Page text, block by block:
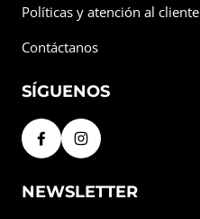
Políticas y atención al cliente
Contáctanos
SÍGUENOS
NEWSLETTER